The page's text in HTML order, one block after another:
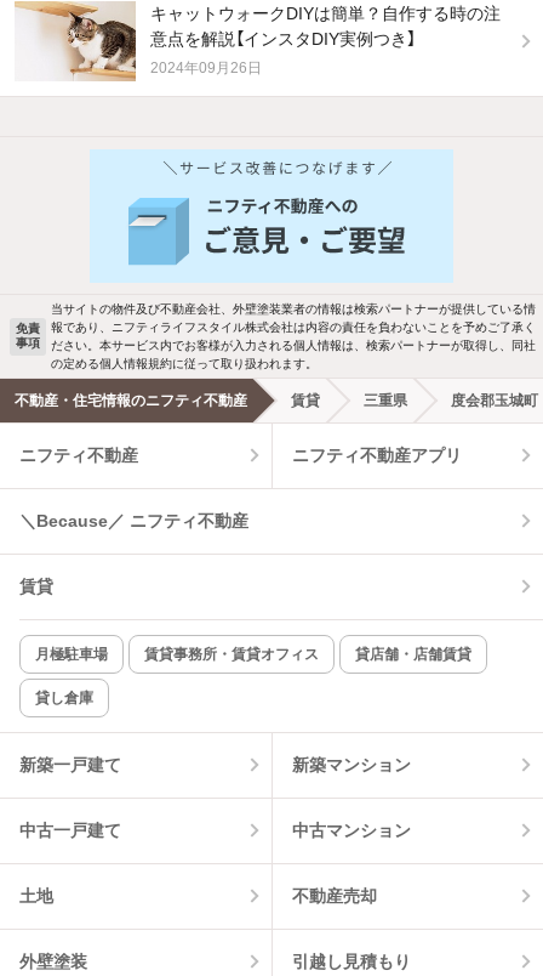
キャットウォークDIYは簡単？自作する時の注
意点を解説【インスタDIY実例つき】
2024年09月26日
他の人はこんな条件で絞り込んでいます！
バス・トイレ別 2階以上
駐車場あり ペット相談
洗濯機置場あり 独立洗面台
エアコンあり 都市ガス
温水洗浄便座 オートロック
コンロ2口以上
新着のみ インターネット無料
該当件数:
9
物件一覧に反映
免責
事項
当サイトの物件及び不動産会社、外壁塗装業者の情報は検索パートナーが提供している情
報であり、ニフティライフスタイル株式会社は内容の責任を負わないことを予めご了承く
ださい。本サービス内でお客様が入力される個人情報は、検索パートナーが取得し、同社
の定める個人情報規約に従って取り扱われます。
不動産・住宅情報のニフティ不動産 賃貸 三重県 度会郡玉城町
ニフティ不動産 ニフティ不動産アプリ
＼Because／ ニフティ不動産
賃貸
月極駐車場 賃貸事務所・賃貸オフィス 貸店舗・店舗賃貸
貸し倉庫
新築一戸建て 新築マンション
中古一戸建て 中古マンション
土地 不動産売却
外壁塗装 引越し見積もり